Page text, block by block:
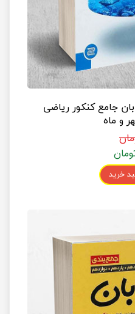
جامع کنکور ریاضی
و ماه
خرید